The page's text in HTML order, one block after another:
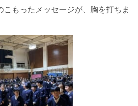
こもったメッセージが、胸を打ちま